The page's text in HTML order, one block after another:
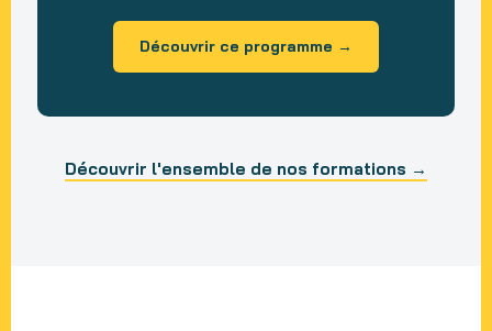
Découvrir ce programme →
Découvrir l'ensemble de nos formations →